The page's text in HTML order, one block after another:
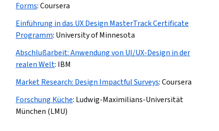
Forms:Coursera
Einführung in das UX Design MasterTrack Certificate
Programm: University of Minnesota
Abschlußarbeit: Anwendung von UI/UX-Design in der
realen Welt: IBM
Market Research: Design Impactful Surveys:Coursera
Forschung Küche: Ludwig-Maximilians-Universität
München (LMU)